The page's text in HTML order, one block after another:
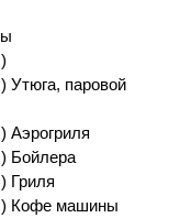
Утюга, паровой
Аэрогриля
Бойлера
Гриля
) Кофе машины